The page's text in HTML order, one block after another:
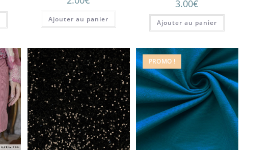
Ajouter au panier
3.00€
Ajouter au panier
PROMO !